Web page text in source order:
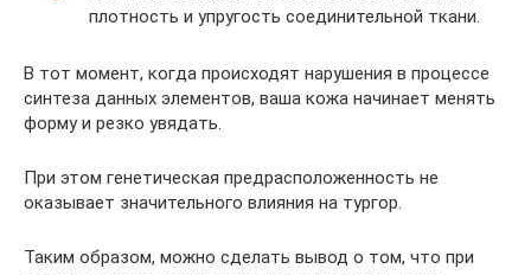
плотность и упругость соединительной ткани.
В тот момент, когда происходят нарушения в процессе
синтеза данных элементов, ваша кожа начинает менять
форму и резко увядать.
При этом генетическая предрасположенность не
оказывает значительного влияния на тургор.
Таким образом, можно сделать вывод о том, что при